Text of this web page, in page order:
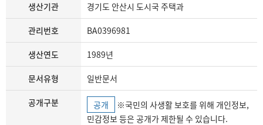
생산기관 경기도 안산시 도시국 주택과
관리번호 BA0396981
생산연도 1989년
문서유형 일반문서
공개구분 공개
민감정보 등은 공개가 제한될 수 있습니다.